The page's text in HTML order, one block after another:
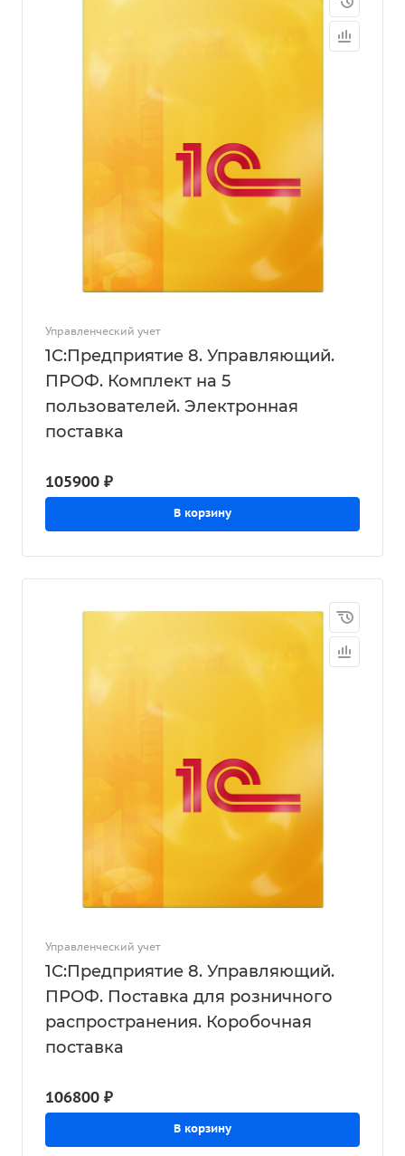
Управленческий учет
1С:Предприятие 8. Управляющий.
ПРОФ. Комплект на 5
пользователей. Электронная
поставка
105900 ₽
В корзину
Управленческий учет
1С:Предприятие 8. Управляющий.
ПРОФ. Поставка для розничного
распространения. Коробочная
поставка
106800 ₽
В корзину